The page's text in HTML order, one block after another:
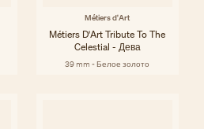
Métiers d'Art
Métiers D'Art Tribute To The
Celestial - Дева
39 mm - Белое золото